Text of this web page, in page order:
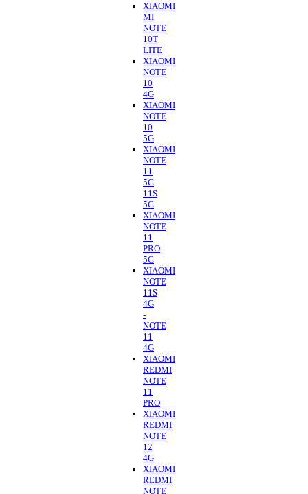
XIAOMI
MI
NOTE
10T
LITE
XIAOMI
NOTE
10
4G
XIAOMI
NOTE
10
5G
XIAOMI
NOTE
11
5G
11S
5G
XIAOMI
NOTE
11
PRO
5G
XIAOMI
NOTE
11S
4G
-
NOTE
11
4G
XIAOMI
REDMI
NOTE
11
PRO
XIAOMI
REDMI
NOTE
12
4G
XIAOMI
REDMI
NOTE